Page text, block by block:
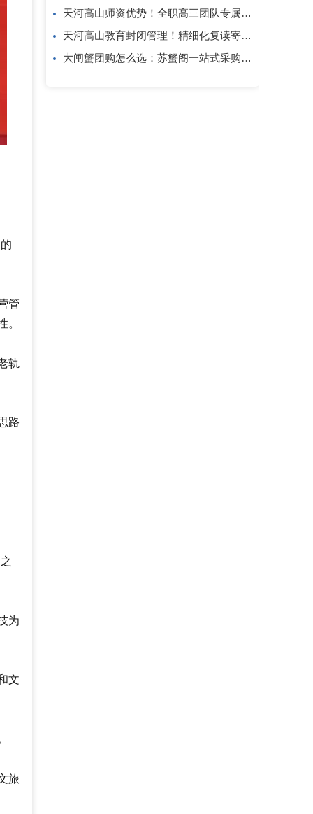
管
。
轨
路
为
文
旅
天河高山师资优势！全职高三团队专属复读教研
天河高山教育封闭管理！精细化复读寄宿教学模式
大闸蟹团购怎么选：苏蟹阁一站式采购解析